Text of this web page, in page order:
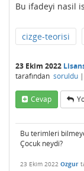
Bu ifadeyi nasil
cizge-teorisi
23 Ekim 2022
tarafından soruldu |
Cevap
Bu terimleri
Çocuk neydi?
23 Ekim 2022 Ozgur